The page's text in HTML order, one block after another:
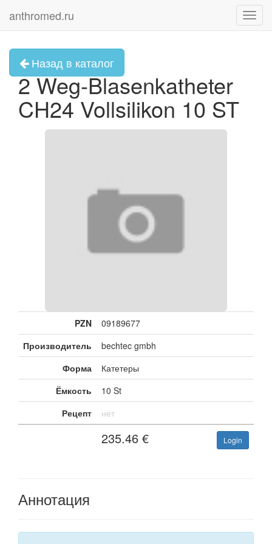
anthromed.ru
Назад в каталог
2 Weg-Blasenkatheter
CH24 Vollsilikon 10 ST
PZN
09189677
Производитель
bechtec gmbh
Форма
Катетеры
Ёмкость
10 St
Рецепт
нет
235.46 € Login
Аннотация